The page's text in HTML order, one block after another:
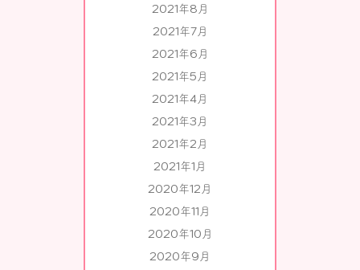
2021年8月
2021年7月
2021年6月
2021年5月
2021年4月
2021年3月
2021年2月
2021年1月
2020年12月
2020年11月
2020年10月
2020年9月